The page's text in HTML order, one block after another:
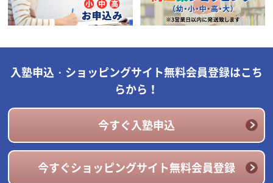
入塾申込・ショッピングサイト無料会員登録はこち
らから！
今すぐ入塾申込
今すぐショッピングサイト無料会員登録